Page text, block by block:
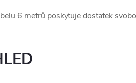
6 metrů poskytuje dostatek